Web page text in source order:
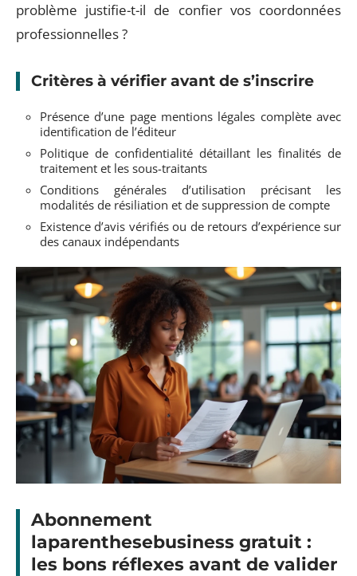
problème justifie-t-il de confier vos coordonnées
professionnelles ?
Critères à vérifier avant de s’inscrire
Présence d’une page mentions légales complète avec
identification de l’éditeur
Politique de confidentialité détaillant les finalités de
traitement et les sous-traitants
Conditions générales d’utilisation précisant les
modalités de résiliation et de suppression de compte
Existence d’avis vérifiés ou de retours d’expérience sur
des canaux indépendants
Abonnement
laparenthesebusiness gratuit :
les bons réflexes avant de valider